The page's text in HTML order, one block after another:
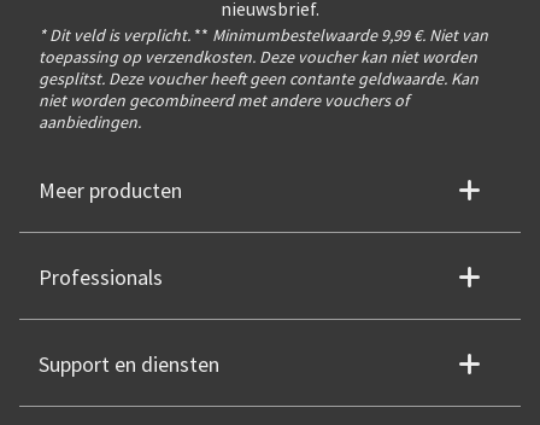
nieuwsbrief.
* Dit veld is verplicht. ** Minimumbestelwaarde 9,99 €. Niet van
toepassing op verzendkosten. Deze voucher kan niet worden
gesplitst. Deze voucher heeft geen contante geldwaarde. Kan
niet worden gecombineerd met andere vouchers of
aanbiedingen.
Meer producten
Professionals
Support en diensten